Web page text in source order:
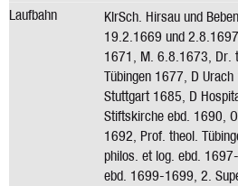
Laufbahn
KlrSch. Hirsau und
19.2.1669 und
1671, M. 6.8.1673, Dr.
Tübingen 1677, D
Stuttgart 1685, D
Stiftskirche ebd. 1690,
1692, Prof. theol.
philos. et log. ebd.
ebd. 1699-1699, 2.